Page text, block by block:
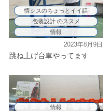
情シスのちょっとイイ話
包装設計 のススメ
情報
2023年8月9日
跳ね上げ台車やってます
情報